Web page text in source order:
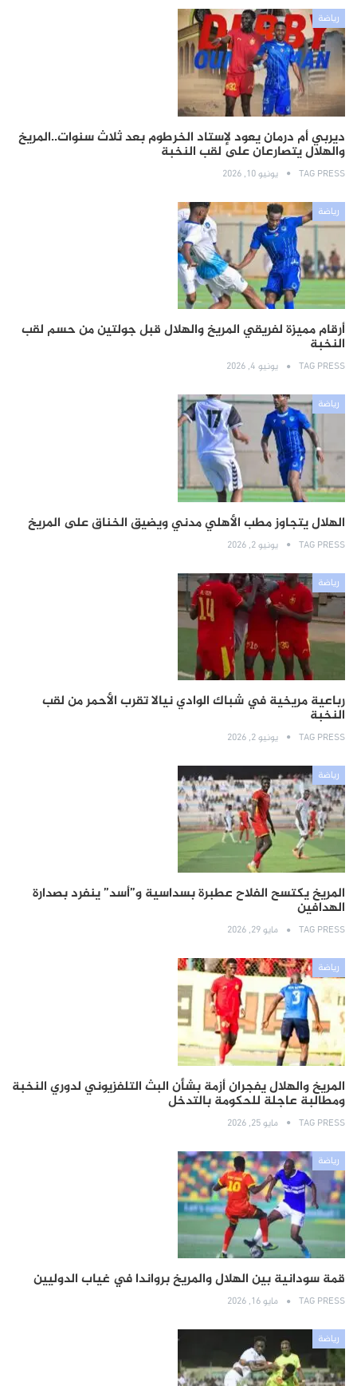
رياضة
ديربي أم درمان يعود لإستاد الخرطوم بعد ثلاث سنوات..المريخ
والهلال يتصارعان على لقب النخبة
TAG PRESS يونيو 10, 2026
رياضة
أرقام مميزة لفريقي المريخ والهلال قبل جولتين من حسم لقب
النخبة
TAG PRESS يونيو 4, 2026
رياضة
الهلال يتجاوز مطب الأهلي مدني ويضيق الخناق على المريخ
TAG PRESS يونيو 2, 2026
رياضة
رباعية مريخية في شباك الوادي نيالا تقرب الأحمر من لقب
النخبة
TAG PRESS يونيو 2, 2026
رياضة
المريخ يكتسح الفلاح عطبرة بسداسية و”أسد” ينفرد بصدارة
الهدافين
TAG PRESS مايو 29, 2026
رياضة
المريخ والهلال يفجران أزمة بشأن البث التلفزيوني لدوري النخبة
ومطالبة عاجلة للحكومة بالتدخل
TAG PRESS مايو 25, 2026
رياضة
قمة سودانية بين الهلال والمريخ برواندا في غياب الدوليين
TAG PRESS مايو 16, 2026
رياضة